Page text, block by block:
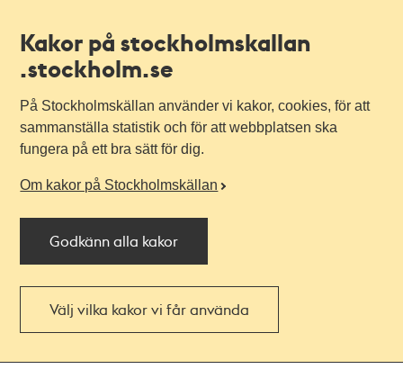
Kakor på stockholmskallan
.stockholm.se
På Stockholmskällan använder vi kakor, cookies, för att
sammanställa statistik och för att webbplatsen ska
fungera på ett bra sätt för dig.
Om kakor på Stockholmskällan
Godkänn alla kakor
Välj vilka kakor vi får använda